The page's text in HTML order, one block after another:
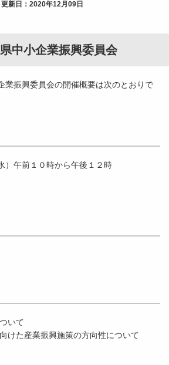
更新日： 2020年12月09日
中小企業振興委員会
業振興委員会の開催概要は次のとおりで
）午前１０時から午後１２時
いて
けた産業振興施策の方向性について